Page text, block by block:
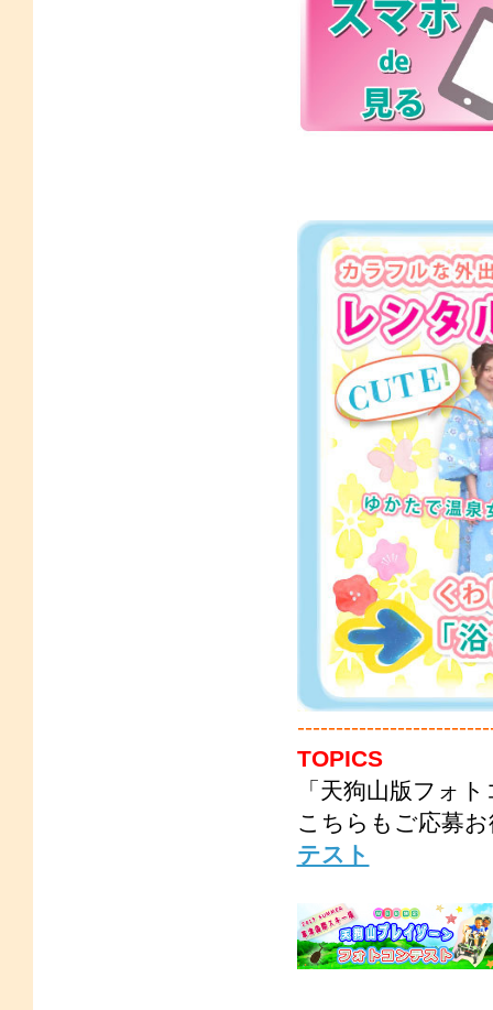
TOPICS
「天狗山版フォ
こちらもご応募
テスト